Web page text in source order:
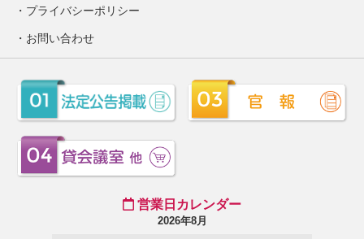
プライバシーポリシー
お問い合わせ
営業日カレンダー
2026年8月